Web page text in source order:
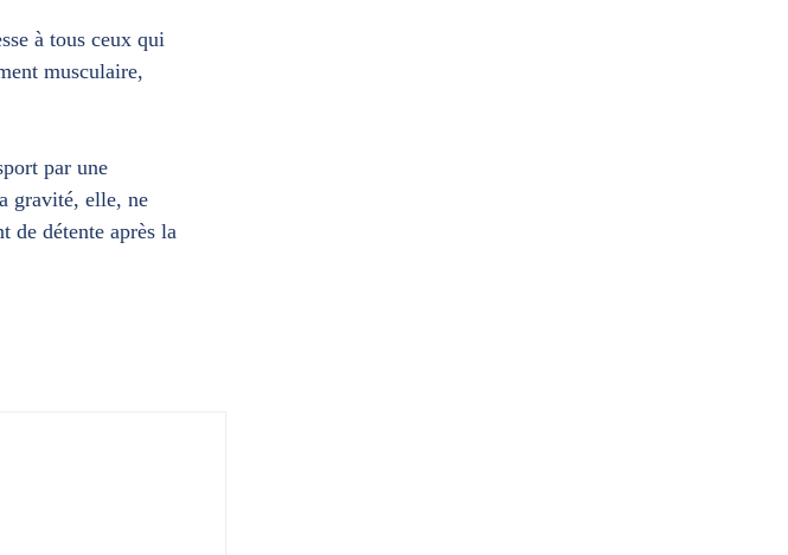
à tous ceux qui
musculaire,
par une
gravité, elle, ne
de détente après la